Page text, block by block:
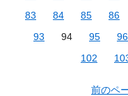
83
84 85 86
93
94 95 96
102
前のペ